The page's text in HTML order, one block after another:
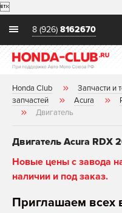

8 (926) 8162670
Honda Club Запчасти и
запчастей
Acura
Двигатель
Двигатель Acura RDX
Новые цены с завода
наличии и под заказ.
Приглашаем всех